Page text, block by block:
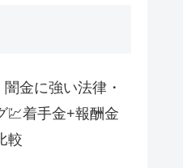
闇金に強い法律・
💹着手金+報酬金
較